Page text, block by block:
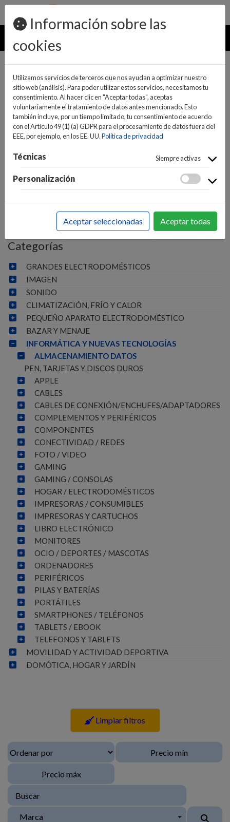
pedidos@ideaelectrodomesticos.com
924 047 836
MENU
INICIO>INFORMÁTICA Y NUEVAS TECNOLOGÍAS>
ALMACENAMIENTO DATOS
Categorías
GRANDES ELECTRODOMÉSTICOS
IMAGEN
SONIDO
CLIMATIZACIÓN, FRÍO Y CALOR
PEQUEÑO APARATO ELECTRODOMÉSTICO
BAZAR Y MENAJE
INFORMÁTICA Y NUEVAS TECNOLOGÍAS
ALMACENAMIENTO DATOS
PEN, TARJETAS Y DISCOS DUROS
APPLE
CABLES
CABLES DE CONEXIÓN/ENCHUFES/ADAPTADORES
COMPLEMENTOS Y PERIFÉRICOS
COMPONENTES
CONECTIVIDAD / REDES
FOTO / VIDEO
GAMING
GAMING / CONSOLAS
HOGAR / ELECTRODOMÉSTICOS
IMPRESORAS / CONSUMIBLES
IMPRESORAS Y CARTUCHOS
LIBRO ELECTRÓNICO
MONITORES
OCIO / DEPORTES / MASCOTAS
ORDENADORES
PERIFÉRICOS
PILAS Y BATERÍAS
PORTÁTILES
SMARTPHONES / TELÉFONOS
TABLETS / EBOOK
TELEFONOS Y TABLETS
MOVILIDAD Y ACTIVIDAD DEPORTIVA
DOMÓTICA, HOGAR Y JARDÍN
Limpiar filtros
Marca
Información sobre las
cookies
Utilizamos servicios de terceros que nos ayudan a optimizar nuestro
sitio web (análisis). Para poder utilizar estos servicios, necesitamos tu
consentimiento. Al hacer clic en "Aceptar todas", aceptas
voluntariamente el tratamiento de datos antes mencionado. Esto
también incluye, por un tiempo limitado, tu consentimiento de acuerdo
con el Artículo 49 (1) (a) GDPR para el procesamiento de datos fuera del
EEE, por ejemplo, en los EE. UU.Política de privacidad
Técnicas Siempre activas
Personalización
Aceptar seleccionadas Aceptar todas